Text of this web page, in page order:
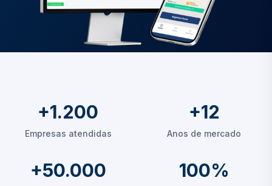
+1.200
Empresas atendidas
+12
Anos de mercado
+50.000 100%